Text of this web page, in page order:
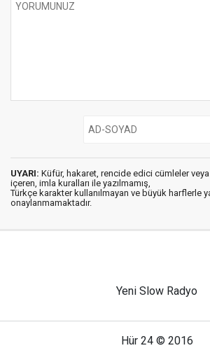
UYARI: Küfür, hakaret, rencide edici cümleler veya
içeren, imla kuralları ile yazılmamış,
Türkçe karakter kullanılmayan ve büyük harflerle
onaylanmamaktadır.
Yeni Slow Radyo
Hür 24 © 2016